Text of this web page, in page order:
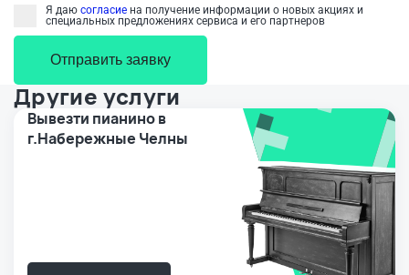
Я даю согласие на получение информации о новых акциях и
специальных предложениях сервиса и его партнеров
Отправить заявку
Другие услуги
Вывезти пианино в
г.Набережные Челны